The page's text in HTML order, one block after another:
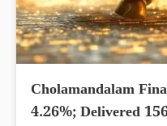
Cholamandalam
4.26%; Delivered